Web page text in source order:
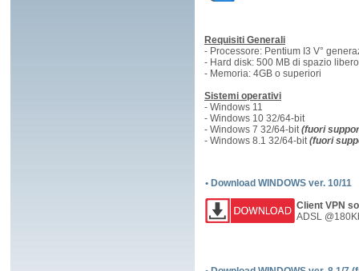
Requisiti Generali
- Processore: Pentium I3 V°
- Hard disk: 500 MB di spazio
- Memoria: 4GB o superiori
Sistemi operativi
- Windows 11
- Windows 10 32/64-bit
- Windows 7 32/64-bit(fuori
- Windows 8.1 32/64-bit(fuori
• Download WINDOWS ver. 10/11
Client VPN
ADSL